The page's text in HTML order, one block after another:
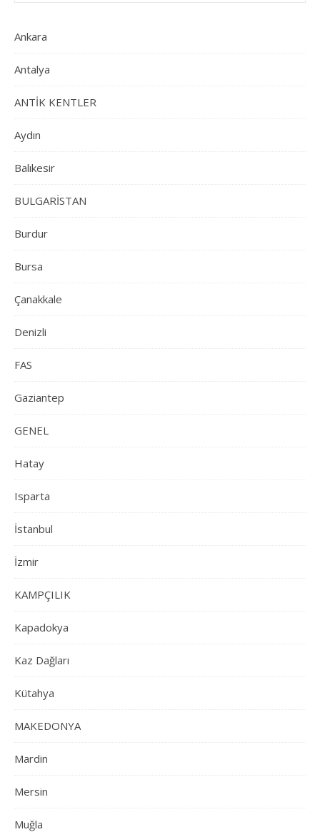
Ankara
Antalya
ANTİK KENTLER
Aydın
Balıkesir
BULGARİSTAN
Burdur
Bursa
Çanakkale
Denizli
FAS
Gaziantep
GENEL
Hatay
Isparta
İstanbul
İzmir
KAMPÇILIK
Kapadokya
Kaz Dağları
Kütahya
MAKEDONYA
Mardin
Mersin
Muğla